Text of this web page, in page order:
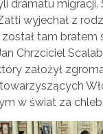
dramatu migracji.
wyjechał z
tam bratem
Chrzciciel
założył
w świat za